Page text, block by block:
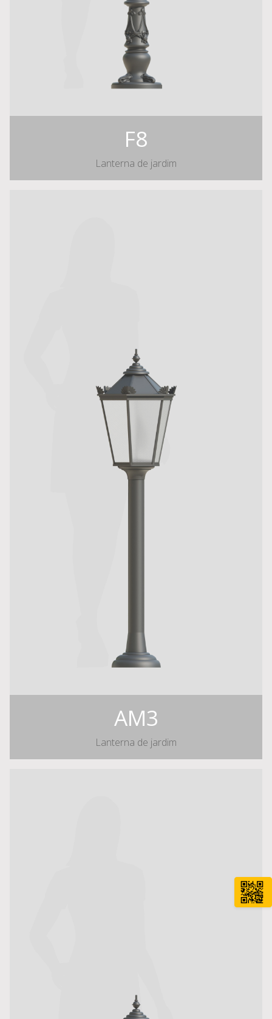
F8
Lanterna de jardim
AM3
Lanterna de jardim